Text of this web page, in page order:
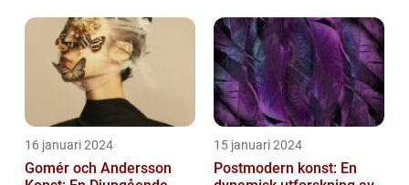
16 januari 2024
Gomér och Andersson
15 januari 2024
Postmodern konst: En